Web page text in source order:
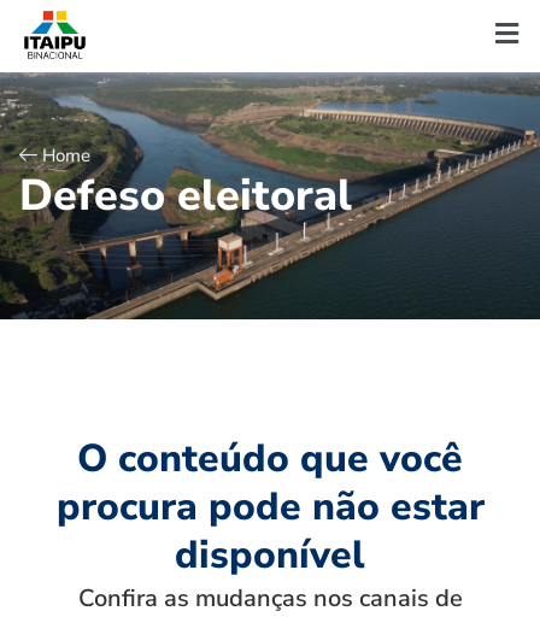
Home
Defeso eleitoral
O conteúdo que você
procura pode não estar
disponível
Confira as mudanças nos canais de